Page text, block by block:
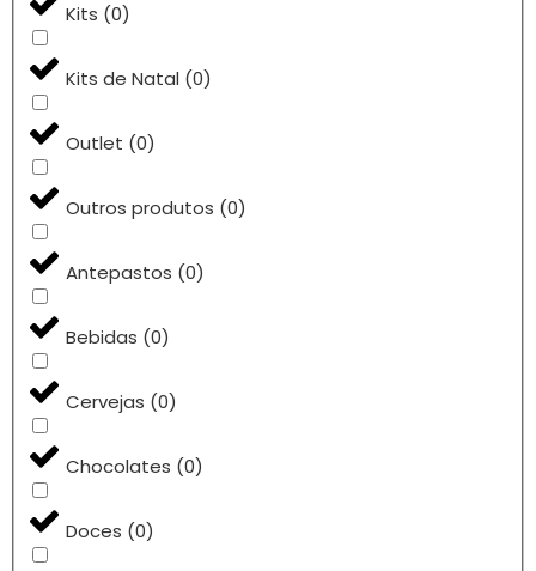
Kits (0)
Kits de Natal (0)
Outlet (0)
Outros produtos (0)
Antepastos (0)
Bebidas (0)
Cervejas (0)
Chocolates (0)
Doces (0)